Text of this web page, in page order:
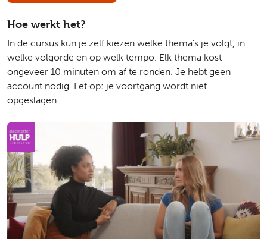
Hoe werkt het?
In de cursus kun je zelf kiezen welke thema’s je volgt, in
welke volgorde en op welk tempo. Elk thema kost
ongeveer 10 minuten om af te ronden. Je hebt geen
account nodig. Let op: je voortgang wordt niet
opgeslagen.